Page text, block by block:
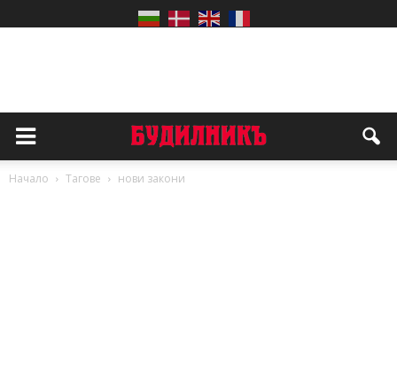
Начало Тагове нови закони